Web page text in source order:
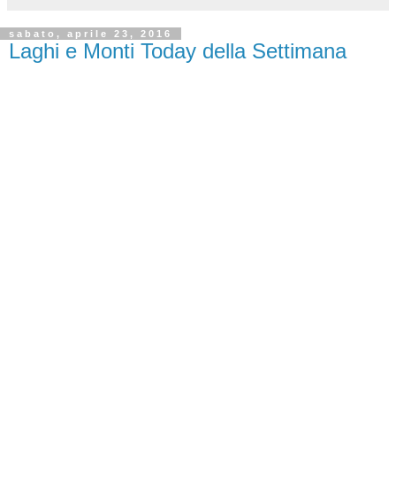
sabato, aprile 23, 2016
Laghi e Monti Today della Settimana